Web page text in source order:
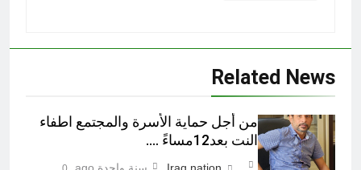
Related News
من أجل حماية الأسرة والمجتمع اطفاء
النت بعد12مساءً ….